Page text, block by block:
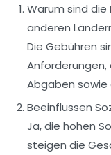
Warum sind die
anderen
Die Gebühren
Anforderungen,
Abgaben sowie
Beeinflussen
Ja, die hohen
steigen die